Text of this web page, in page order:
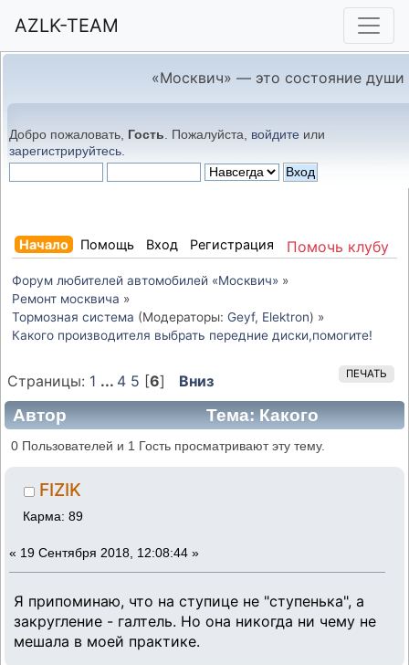
AZLK-TEAM
«Москвич» — это состояние души
Добро пожаловать, Гость . Пожалуйста, войдите или
зарегистрируйтесь
Помочь клубу
Начало Помощь Вход Регистрация
Форум любителей автомобилей «Москвич» »
Ремонт москвича »
Тормозная система (Модераторы: Geyf, Elektron) »
Какого производителя выбрать передние диски,помогите!
ПЕЧАТЬ
Страницы: 1 ... 4 5 [6] Вниз
Автор
Тема: Какого
производителя выбрать передние
диски,помогите! (Прочитано 23396 раз)
0 Пользователей и 1 Гость просматривают эту тему.
FIZIK
Карма: 89
« 19 Сентября 2018, 12:08:44 »
Я припоминаю, что на ступице не "ступенька", а
закругление - галтель. Но она никогда ни чему не
мешала в моей практике.